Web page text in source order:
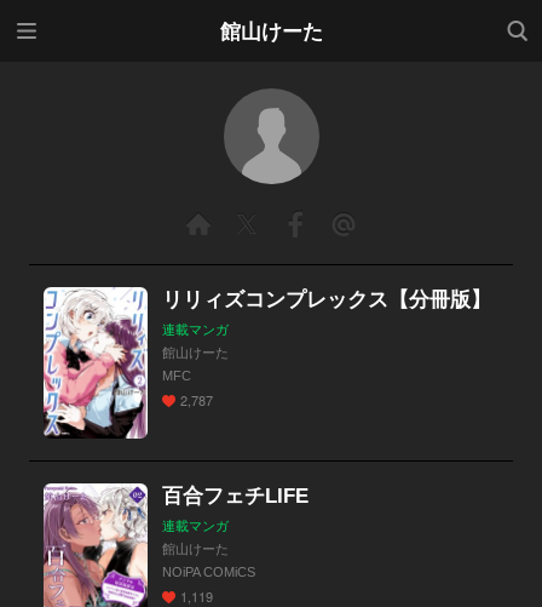
館山けーた
検索
リリィズコンプレックス【分冊版】
連載マンガ
館山けーた
MFC
2,787
百合フェチLIFE
連載マンガ
館山けーた
NOiPA COMiCS
1,119